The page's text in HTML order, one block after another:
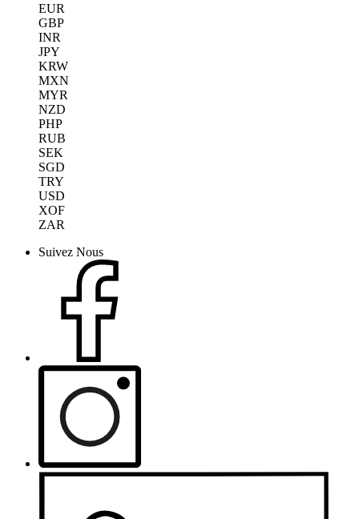
EUR
GBP
INR
JPY
KRW
MXN
MYR
NZD
PHP
RUB
SEK
SGD
TRY
USD
XOF
ZAR
Suivez Nous